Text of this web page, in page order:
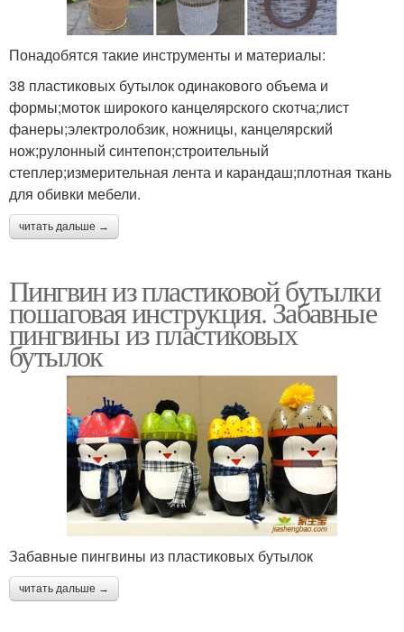
Понадобятся такие инструменты и материалы:
38 пластиковых бутылок одинакового объема и
формы;моток широкого канцелярского скотча;лист
фанеры;электролобзик, ножницы, канцелярский
нож;рулонный синтепон;строительный
степлер;измерительная лента и карандаш;плотная ткань
для обивки мебели.
читать дальше →
Пингвин из пластиковой бутылки
пошаговая инструкция. Забавные
пингвины из пластиковых
бутылок
Забавные пингвины из пластиковых бутылок
читать дальше →